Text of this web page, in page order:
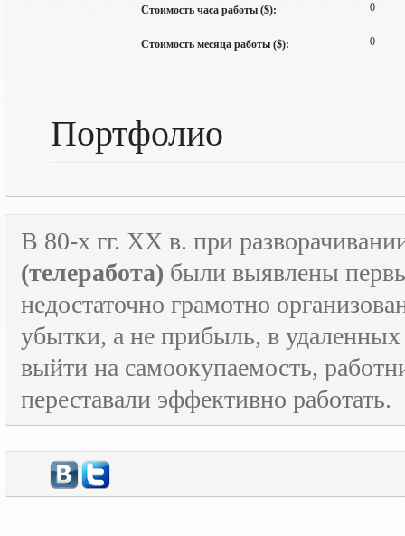
Стоимость часа работы ($): 0
Стоимость месяца работы ($): 0
Портфолио
В 80-х гг. XX в. при
(телеработа) были выявлены
недостаточно грамотно
убытки, а не прибыль, в удаленных
выйти на самоокупаемость,
переставали эффективно работать.